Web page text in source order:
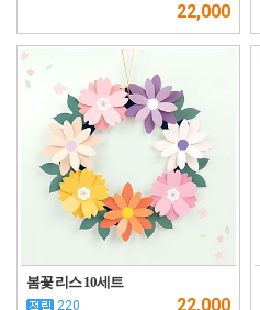
22,000
봄꽃 리스 10세트
220 22,000